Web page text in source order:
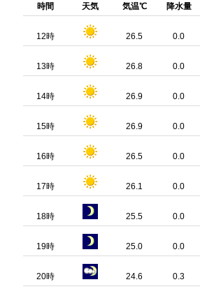
時間 天気 気温℃ 降水量
12時 26.5 0.0
13時 26.8 0.0
14時 26.9 0.0
15時 26.9 0.0
16時 26.5 0.0
17時 26.1 0.0
18時 25.5 0.0
19時 25.0 0.0
20時 24.6 0.3